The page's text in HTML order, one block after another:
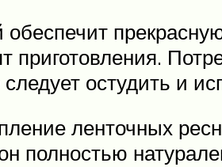
остудить и
ленточных
полностью